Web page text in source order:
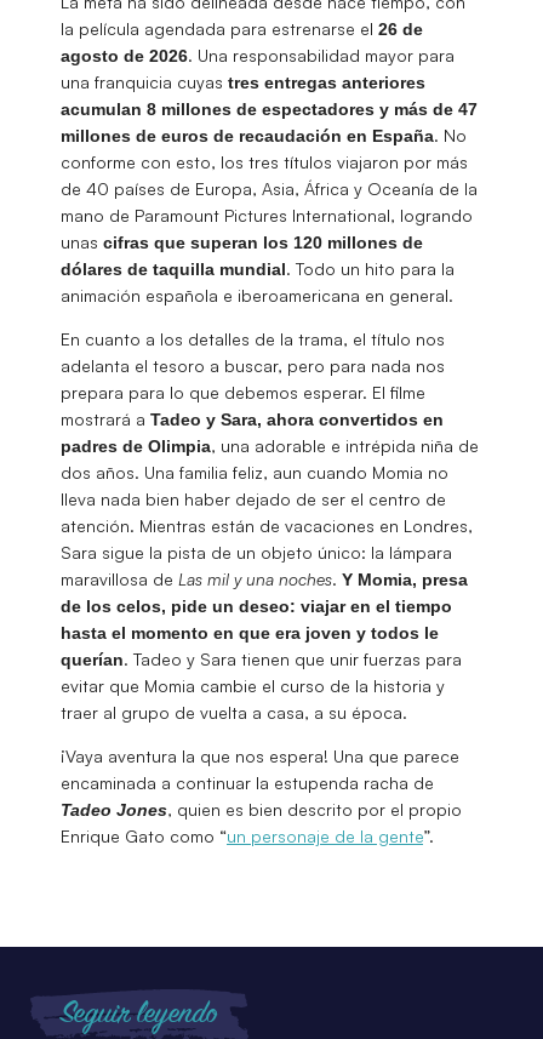
la película agendada para estrenarse el 26 de
agosto de 2026. Una responsabilidad mayor para
una franquicia cuyas tres entregas anteriores
acumulan 8 millones de espectadores y más de 47
millones de euros de recaudación en España. No
conforme con esto, los tres títulos viajaron por más
de 40 países de Europa, Asia, África y Oceanía de la
mano de Paramount Pictures International, logrando
unas cifras que superan los 120 millones de
dólares de taquilla mundial. Todo un hito para la
animación española e iberoamericana en general.
En cuanto a los detalles de la trama, el título nos
adelanta el tesoro a buscar, pero para nada nos
prepara para lo que debemos esperar. El filme
mostrará a Tadeo y Sara, ahora convertidos en
padres de Olimpia, una adorable e intrépida niña de
dos años. Una familia feliz, aun cuando Momia no
lleva nada bien haber dejado de ser el centro de
atención. Mientras están de vacaciones en Londres,
Sara sigue la pista de un objeto único: la lámpara
maravillosa de Las mil y una noches. Y Momia, presa
de los celos, pide un deseo: viajar en el tiempo
hasta el momento en que era joven y todos le
querían. Tadeo y Sara tienen que unir fuerzas para
evitar que Momia cambie el curso de la historia y
traer al grupo de vuelta a casa, a su época.
¡Vaya aventura la que nos espera! Una que parece
encaminada a continuar la estupenda racha de
Tadeo Jones, quien es bien descrito por el propio
Enrique Gato como “un personaje de la gente”.
Seguir leyendo